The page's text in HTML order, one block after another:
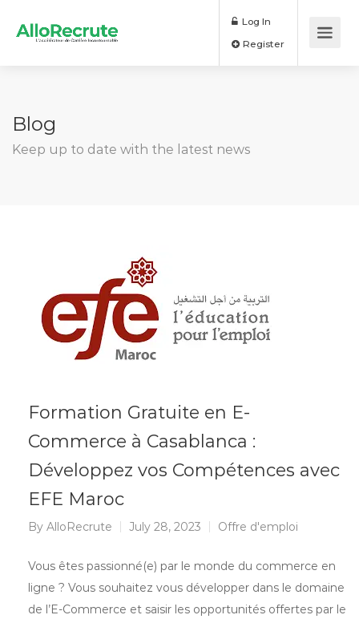
Log In
Blog
Keep up to date with the latest news
Formation Gratuite en E-
Commerce à Casablanca :
Développez vos Compétences avec
EFE Maroc
By AlloRecrute July 28, 2023 Offre d'emploi
Vous êtes passionné(e) par le monde du commerce en
ligne ? Vous souhaitez vous développer dans le domaine
de l’E-Commerce et saisir les opportunités offertes par le